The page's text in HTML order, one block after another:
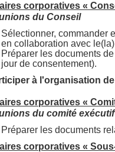
corporatives «
du Conseil
Sélectionner, commander
en collaboration avec
Préparer les documents
jour de consentement).
à l'organisation
corporatives «
du comité exécutif
Préparer les documents
corporatives «